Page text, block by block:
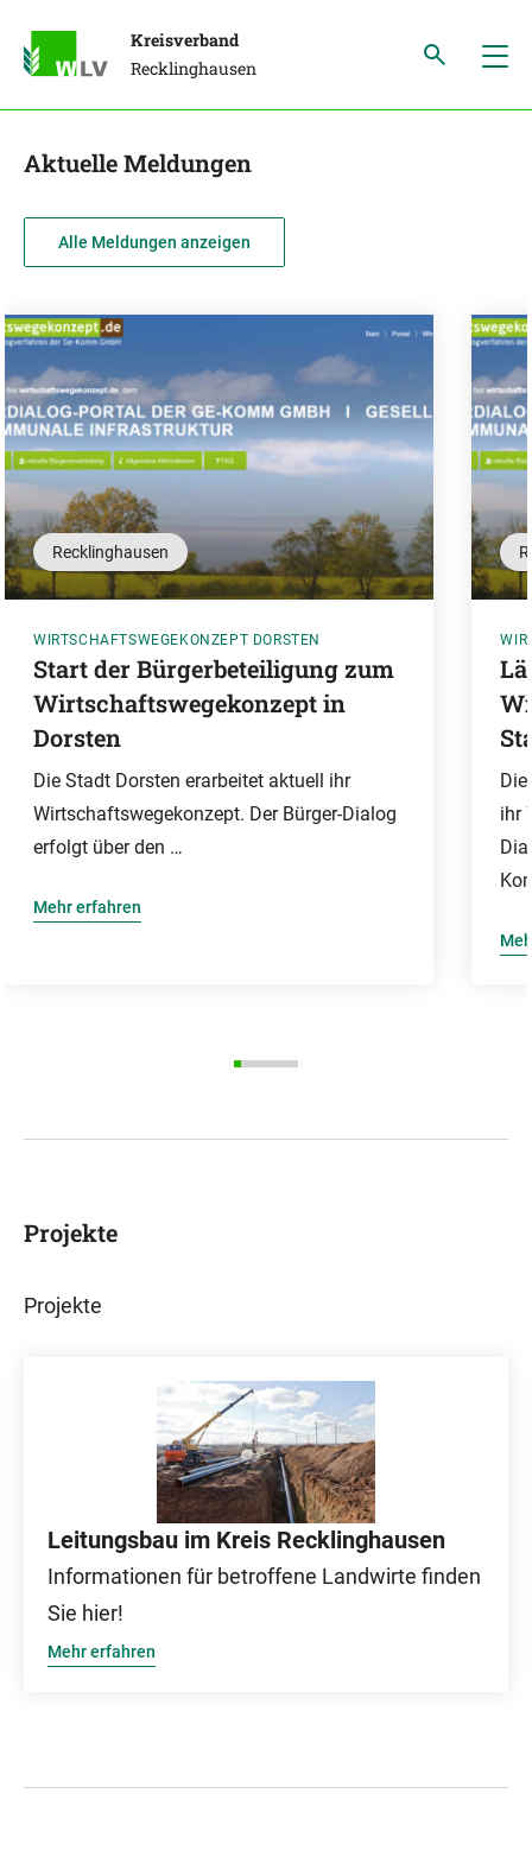
Kreisverband
Recklinghausen
Aktuelle Meldungen
Alle Meldungen anzeigen
Recklinghausen
WIRTSCHAFTSWEGEKONZEPT DORSTEN
Start der Bürgerbeteiligung zum
Wirtschaftswegekonzept in
Dorsten
Die Stadt Dorsten erarbeitet aktuell ihr
Wirtschaftswegekonzept. Der Bürger-Dialog
erfolgt über den …
Mehr erfahren
ihr
Projekte
Projekte
Leitungsbau im Kreis Recklinghausen
Informationen für betroffene Landwirte finden
Sie hier!
Mehr erfahren